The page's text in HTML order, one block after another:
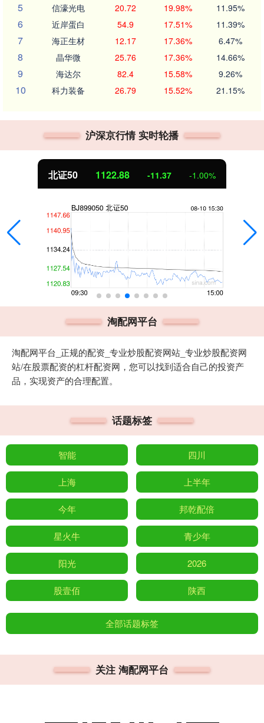
5 信濠光电 20.72 19.98% 11.95%
6 近岸蛋白 54.9 17.51% 11.39%
7 海正生材 12.17 17.36% 6.47%
8 晶华微 25.76 17.36% 14.66%
9 海达尔 82.4 15.58% 9.26%
10 科力装备 26.79 15.52% 21.15%
沪深京行情 实时轮播
北证50 1122.88 -11.37 -1.00%
淘配网平台
淘配网平台_正规的配资_专业炒股配资网站_专业炒股配资网
站/在股票配资的杠杆配资网，您可以找到适合自己的投资产
品，实现资产的合理配置。
话题标签
智能 四川
上海 上半年
今年 邦乾配倍
星火牛 青少年
阳光 2026
股壹佰 陕西
全部话题标签
关注 淘配网平台